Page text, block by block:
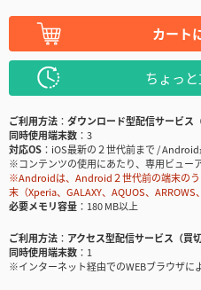
カート
ちょっ
ご利用方法
ダウンロード型配信サービス
同時使用端末数
3
対応OS
iOS最新の２世代前まで /
※コンテンツの使用にあたり、専用ビュー
※Androidは、Android２世代前の端末の
末（Xperia、GALAXY、AQUOS、
必要メモリ容量
180 MB以上
ご利用方法
アクセス型配信サービス（買切
同時使用端末数
1
※インターネット経由でのWEBブラウザに